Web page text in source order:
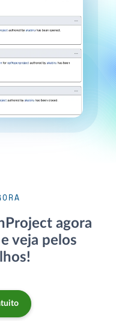
agora
veja pelos